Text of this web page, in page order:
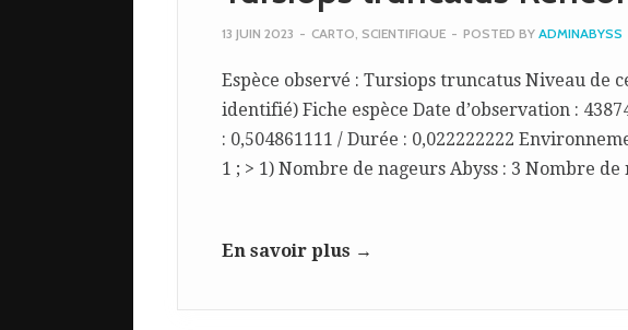
13 JUIN 2023 - CARTO, SCIENTIFIQUE - POSTED BY ADMINABYSS
Espèce observé : Tursiops truncatus Niveau de
identifié) Fiche espèce Date d’observation :
: 0,504861111 / Durée : 0,022222222
1 ; > 1) Nombre de nageurs Abyss : 3 Nombre
En savoir plus →